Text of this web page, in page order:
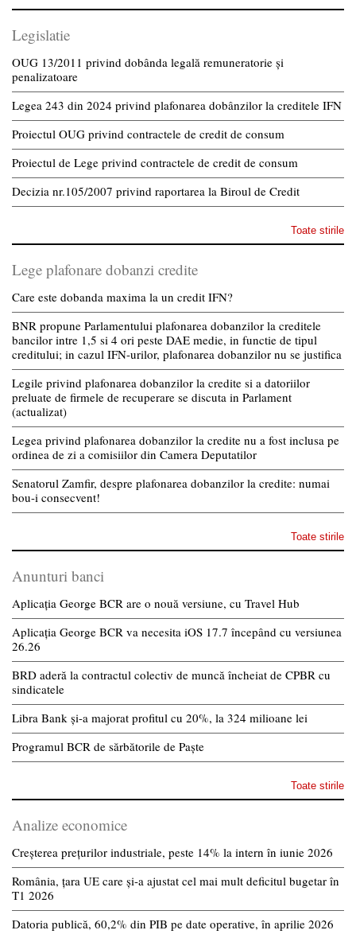
Legislatie
OUG 13/2011 privind dobânda legală remuneratorie și
penalizatoare
Legea 243 din 2024 privind plafonarea dobânzilor la creditele IFN
Proiectul OUG privind contractele de credit de consum
Proiectul de Lege privind contractele de credit de consum
Decizia nr.105/2007 privind raportarea la Biroul de Credit
Toate stirile
Lege plafonare dobanzi credite
Care este dobanda maxima la un credit IFN?
BNR propune Parlamentului plafonarea dobanzilor la creditele
bancilor intre 1,5 si 4 ori peste DAE medie, in functie de tipul
creditului; in cazul IFN-urilor, plafonarea dobanzilor nu se justifica
Legile privind plafonarea dobanzilor la credite si a datoriilor
preluate de firmele de recuperare se discuta in Parlament
(actualizat)
Legea privind plafonarea dobanzilor la credite nu a fost inclusa pe
ordinea de zi a comisiilor din Camera Deputatilor
Senatorul Zamfir, despre plafonarea dobanzilor la credite: numai
bou-i consecvent!
Toate stirile
Anunturi banci
Aplicația George BCR are o nouă versiune, cu Travel Hub
Aplicația George BCR va necesita iOS 17.7 începând cu versiunea
26.26
BRD aderă la contractul colectiv de muncă încheiat de CPBR cu
sindicatele
Libra Bank și-a majorat profitul cu 20%, la 324 milioane lei
Programul BCR de sărbătorile de Paște
Toate stirile
Analize economice
Creșterea prețurilor industriale, peste 14% la intern în iunie 2026
România, țara UE care și-a ajustat cel mai mult deficitul bugetar în
T1 2026
Datoria publică, 60,2% din PIB pe date operative, în aprilie 2026